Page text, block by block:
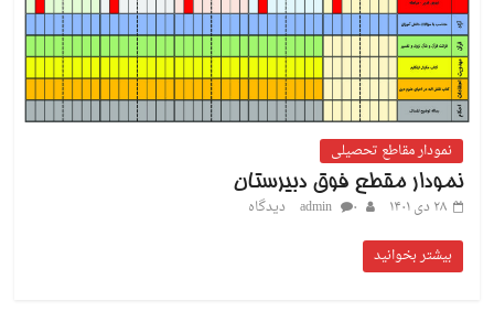
نمودار مقاطع تحصیلی
نمودار مقطع فوق دبیرستان
۲۸ دی ۱۴۰۱
admin
۰ دیدگاه
بیشتر بخوانید